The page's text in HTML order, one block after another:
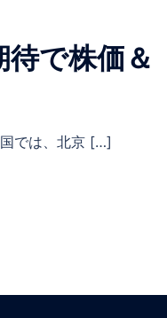
で株価＆
では、北京 […]